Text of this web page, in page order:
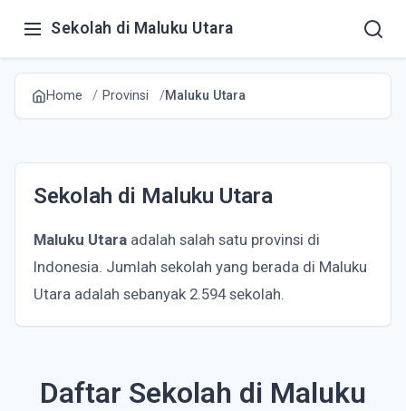
Sekolah di Maluku Utara
Home Provinsi Maluku Utara
Sekolah di Maluku Utara
Maluku Utara adalah salah satu provinsi di
Indonesia. Jumlah sekolah yang berada di Maluku
Utara adalah sebanyak 2.594 sekolah.
Daftar Sekolah di Maluku